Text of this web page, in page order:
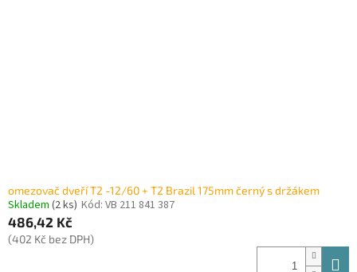
omezovač dveří T2 -12/60 + T2 Brazil 175mm černý s držákem
Skladem (2 ks) Kód: VB 211 841 387
486,42 Kč
(402 Kč bez DPH)